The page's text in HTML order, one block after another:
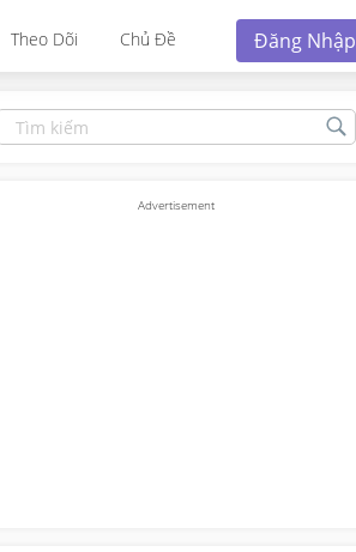
Theo Dõi Chủ Đề Đăng Nhập